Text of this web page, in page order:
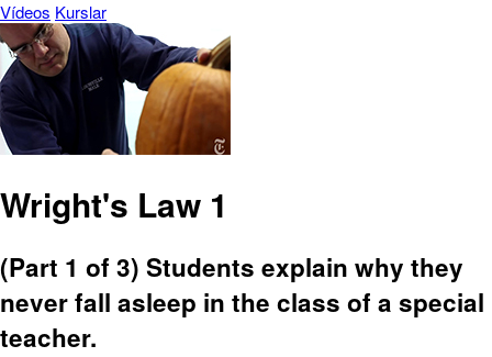
Vídeos Kurslar
Wright's Law 1
(Part 1 of 3) Students explain why they
never fall asleep in the class of a special
teacher.